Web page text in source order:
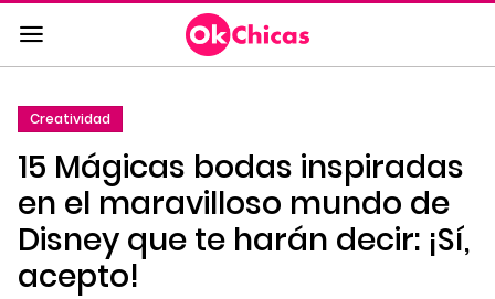
Saltar
al
contenido
la
navegación
principal
Creatividad
15 Mágicas bodas inspiradas
en el maravilloso mundo de
Disney que te harán decir: ¡Sí,
acepto!